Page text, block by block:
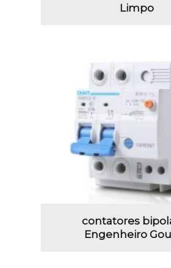
Limpo
contatores
Engenheiro